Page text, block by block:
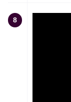
8